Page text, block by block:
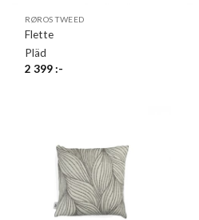
RØROS TWEED
Flette
Pläd
2 399:-